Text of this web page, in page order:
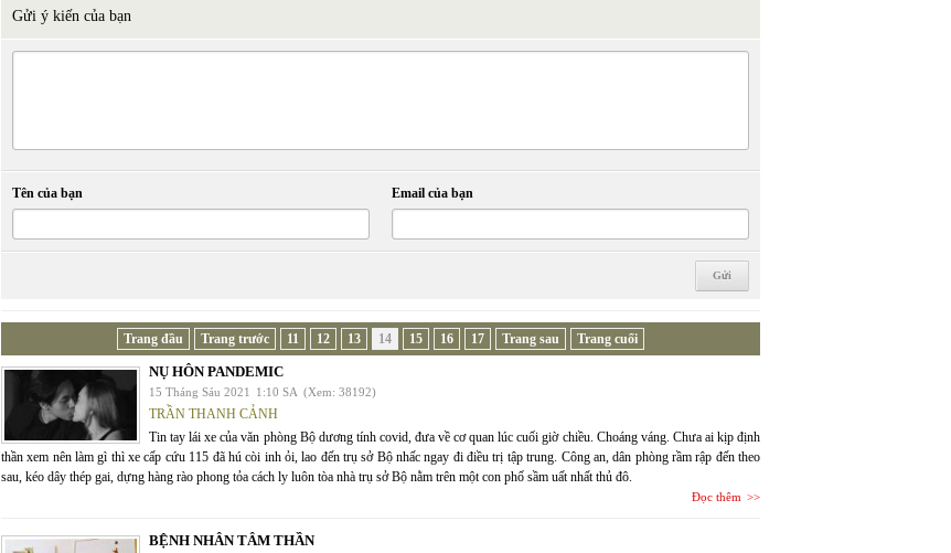
Gửi ý kiến của bạn
Tên của bạn Email của bạn
Trang đầu Trang trước 11 12 13 14 15 16 17 Trang sau Trang cuối
NỤ HÔN PANDEMIC
15 Tháng Sáu 2021 1:10 SA (Xem: 38192)
TRẦN THANH CẢNH
Tin tay lái xe của văn phòng Bộ dương tính covid, đưa về cơ quan lúc cuối giờ chiều. Choáng váng. Chưa ai kịp định
thần xem nên làm gì thì xe cấp cứu 115 đã hú còi inh ỏi, lao đến trụ sở Bộ nhấc ngay đi điều trị tập trung. Công an, dân phòng rầm rập đến theo
sau, kéo dây thép gai, dựng hàng rào phong tỏa cách ly luôn tòa nhà trụ sở Bộ nằm trên một con phố sầm uất nhất thủ đô.
Đọc thêm
BỆNH NHÂN TÂM THẦN